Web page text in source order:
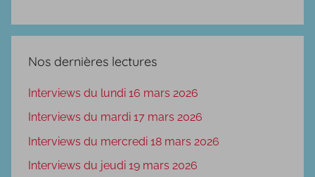
Nos dernières lectures
Interviews du lundi 16 mars 2026
Interviews du mardi 17 mars 2026
Interviews du mercredi 18 mars 2026
Interviews du jeudi 19 mars 2026